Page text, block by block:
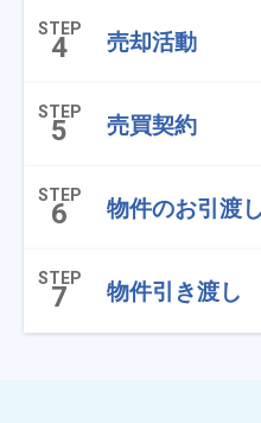
STEP
4 売却活動
STEP
5 売買契約
STEP
6 物件のお引渡
STEP
7 物件引き渡し